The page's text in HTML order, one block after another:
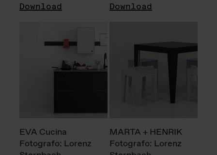
Download Download
EVA Cucina
Fotografo: Lorenz
MARTA + HENRIK
Fotografo: Lorenz